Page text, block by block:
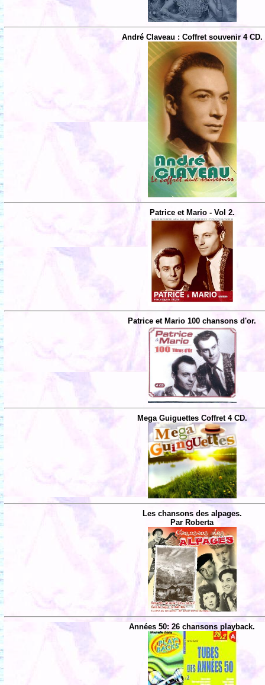
André Claveau : Coffret souvenir 4 CD.
Patrice et Mario - Vol 2.
Patrice et Mario 100 chansons d'or.
Mega Guiguettes Coffret 4 CD.
Les chansons des alpages.
Par Roberta
Années 50: 26 chansons playback.